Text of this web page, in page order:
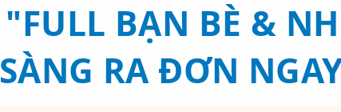
"FULL BẠN BÈ &
SÀNG RA ĐƠN